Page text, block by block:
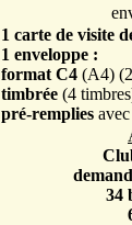
1 carte de visite
1 enveloppe :
format C4(A4)
timbrée(4
pré-rempliesavec
34